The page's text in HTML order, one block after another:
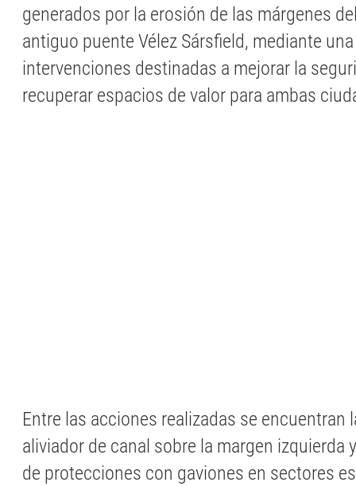
generados por la erosión de las márgenes
antiguo puente Vélez Sársfield, mediante
intervenciones destinadas a mejorar la
recuperar espacios de valor para ambas
Entre las acciones realizadas se encuentran
aliviador de canal sobre la margen izquierda
de protecciones con gaviones en sectores